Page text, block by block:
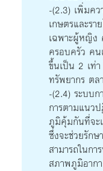
-(2.3) เพิ่มคว
เกษตรและรา
เฉพาะผู้หญิง
ครอบครัว คน
ขึ้นเป็น 2 เท่
ทรัพยากร ตล
-(2.4) ระบบ
การตามแนว
ภูมิคุ้มกันที่จะ
ซึ่งจะช่วยรัก
สามารถในก
สภาพภูมิอาก